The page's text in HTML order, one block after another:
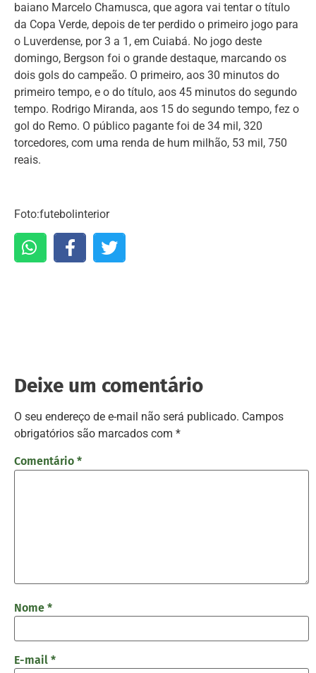
baiano Marcelo Chamusca, que agora vai tentar o título
da Copa Verde, depois de ter perdido o primeiro jogo para
o Luverdense, por 3 a 1, em Cuiabá. No jogo deste
domingo, Bergson foi o grande destaque, marcando os
dois gols do campeão. O primeiro, aos 30 minutos do
primeiro tempo, e o do título, aos 45 minutos do segundo
tempo. Rodrigo Miranda, aos 15 do segundo tempo, fez o
gol do Remo. O público pagante foi de 34 mil, 320
torcedores, com uma renda de hum milhão, 53 mil, 750
reais.
Foto:futebolinterior
Deixe um comentário
O seu endereço de e-mail não será publicado. Campos
obrigatórios são marcados com *
Comentário *
Nome *
E-mail *